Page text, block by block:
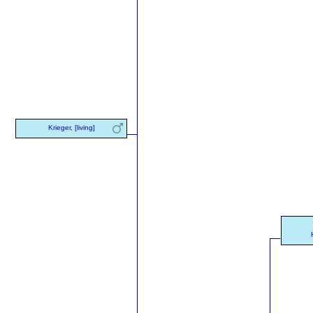
Krieger, [living]